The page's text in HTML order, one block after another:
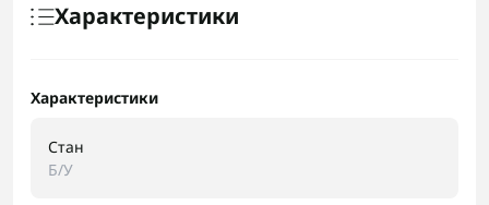
Характеристики
Характеристики
Стан
Б/У